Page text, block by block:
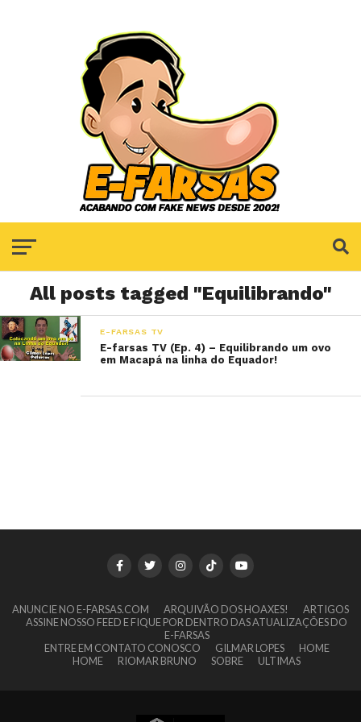
All posts tagged "Equilibrando"
E-FARSAS TV
E-farsas TV (Ep. 4) – Equilibrando um ovo
em Macapá na linha do Equador!
ANUNCIE NO E-FARSAS.COM ARQUIVÃO DOS HOAXES!
ARTIGOS
ASSINE NOSSO FEED E FIQUE POR DENTRO DAS ATUALIZAÇÕES DO
E-FARSAS
ENTRE EM CONTATO CONOSCO
GILMAR LOPES
HOME
HOME
RIOMAR BRUNO SOBRE ULTIMAS